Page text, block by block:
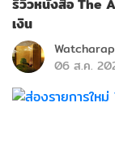
รีวิวหนังสือ The
เงิน
06 ส.ค.